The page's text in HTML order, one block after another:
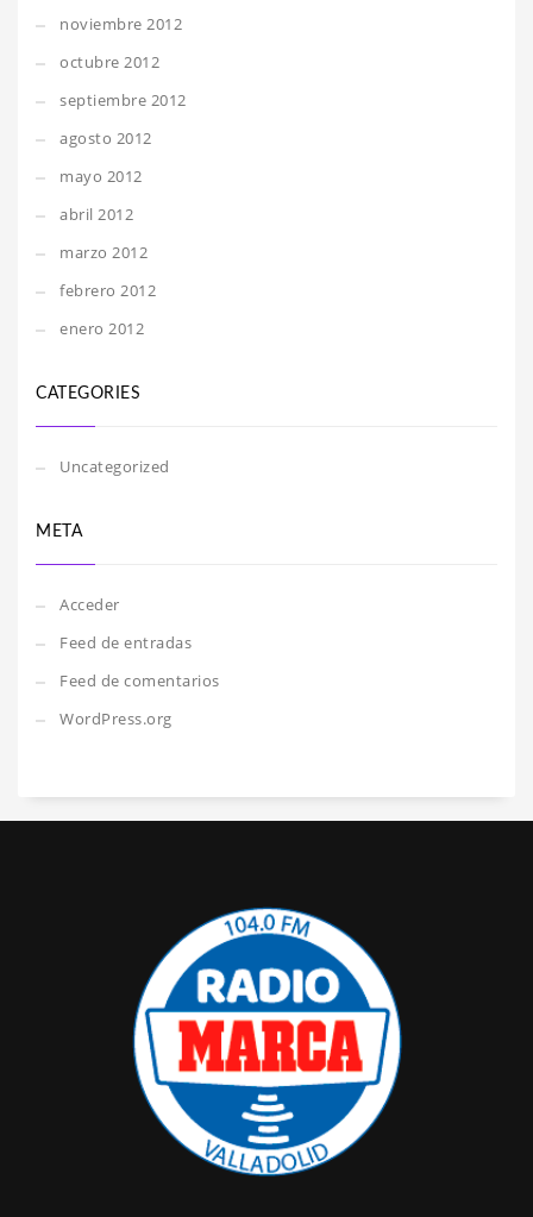
noviembre 2012
octubre 2012
septiembre 2012
agosto 2012
mayo 2012
abril 2012
marzo 2012
febrero 2012
enero 2012
CATEGORIES
Uncategorized
META
Acceder
Feed de entradas
Feed de comentarios
WordPress.org